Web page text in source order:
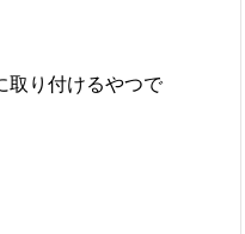
取り付けるやつで